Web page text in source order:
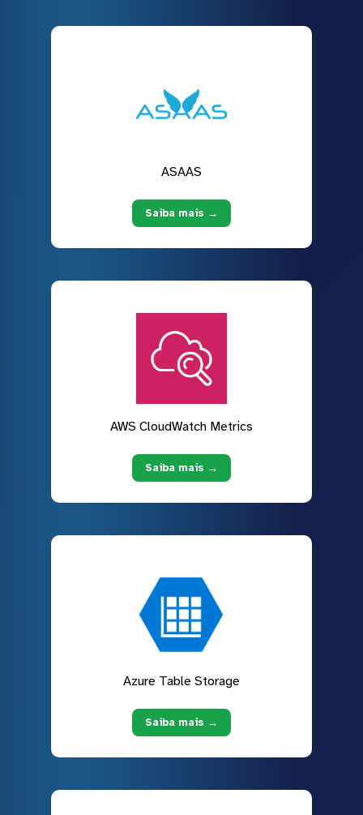
ASAAS
Saiba mais →
AWS CloudWatch Metrics
Saiba mais →
Azure Table Storage
Saiba mais →